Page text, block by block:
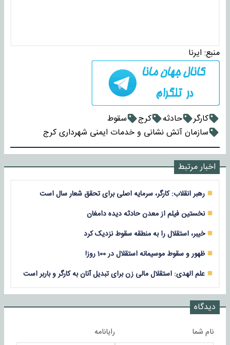
منبع: ایرنا
کارگر حادثه کرج
سقوط
سازمان آتش نشانی و خدمات ایمنی شهرداری کرج
اخبار مرتبط
رهبر انقلاب: کارگر، سرمایه اصلی برای تحقق شعار سال است
نخستین فیلم از معدن حادثه دیده دامغان
خیبر، استقلال را به منطقه سقوط نزدیک کرد
ظهور و سقوط موسیمانه استقلال در 100 روز!
علم الهدی: استقلال مالی زن برای تبدیل آنان به کارگر و باربر است
دیدگاه
نام شما رایانامه